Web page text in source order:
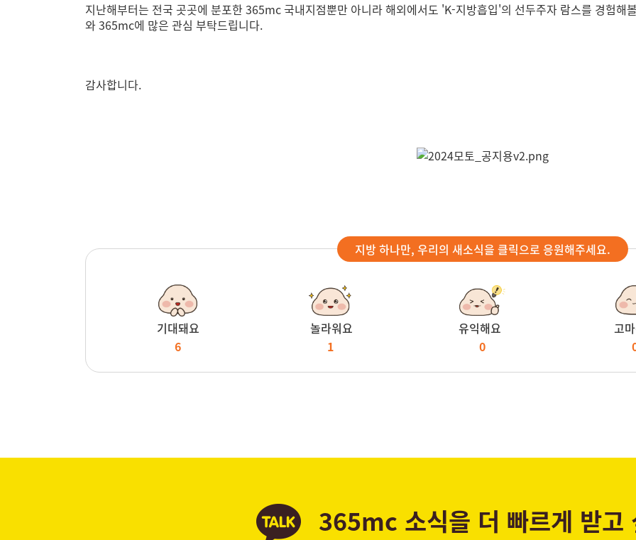
지난해부터는 전국 곳곳에 분포한 365mc 국내지점뿐만 아니라 해외에서도 'K-지방흡입'의 선두주자 람스를 경험해
와 365mc에 많은 관심 부탁드립니다.
감사합니다.
지방 하나만, 우리의 새소식을 클릭으로 응원해주세요.
기대돼요
6
놀라워요
1
유익해요
0
고
365mc 소식을 더 빠르게 받고